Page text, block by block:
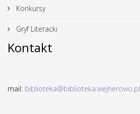
Konkursy
Gryf Literacki
Kontakt
mail: biblioteka@biblioteka.wejherowo.pl